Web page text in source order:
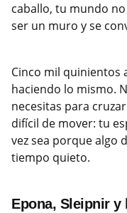
caballo, tu mundo
ser un muro y se
Cinco mil quinientos
haciendo lo mismo.
necesitas para
difícil de mover: tu
vez sea porque algo
tiempo quieto.
Epona, Sleipnir